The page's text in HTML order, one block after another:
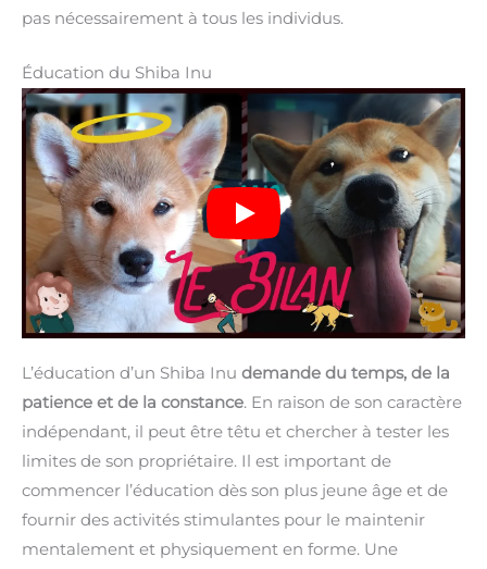
pas nécessairement à tous les individus.
Éducation du Shiba Inu
L’éducation d’un Shiba Inu demande du temps, de la
patience et de la constance. En raison de son caractère
indépendant, il peut être têtu et chercher à tester les
limites de son propriétaire. Il est important de
commencer l’éducation dès son plus jeune âge et de
fournir des activités stimulantes pour le maintenir
mentalement et physiquement en forme. Une